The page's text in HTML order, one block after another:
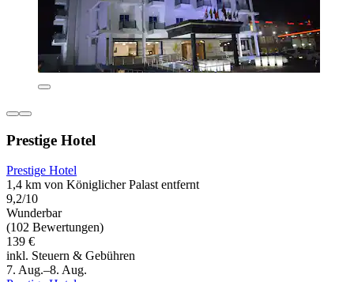
Prestige Hotel
Prestige Hotel
1,4 km von Königlicher Palast entfernt
9,2/10
Wunderbar
(102 Bewertungen)
139 €
inkl. Steuern & Gebühren
7. Aug.–8. Aug.